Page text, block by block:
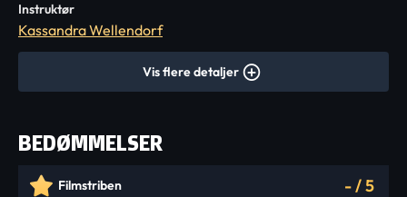
Instruktør
Kassandra Wellendorf
Vis flere detaljer
BEDØMMELSER
Filmstriben -/5